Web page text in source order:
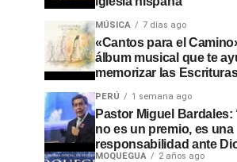
MÚSICA 7 días ago
«Cantos para el
álbum musical que te
memorizar las
PERÚ 1 semana ago
Pastor Miguel Bardales:
no es un premio, es una
responsabilidad ante
MOQUEGUA 2 años ago